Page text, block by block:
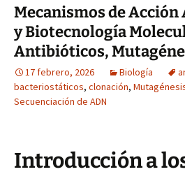
Mecanismos de
y Biotecnología
Antibióticos,
17 febrero, 2026 Biología
bacteriostáticos, clonación,
Secuenciación de ADN
Introducción a